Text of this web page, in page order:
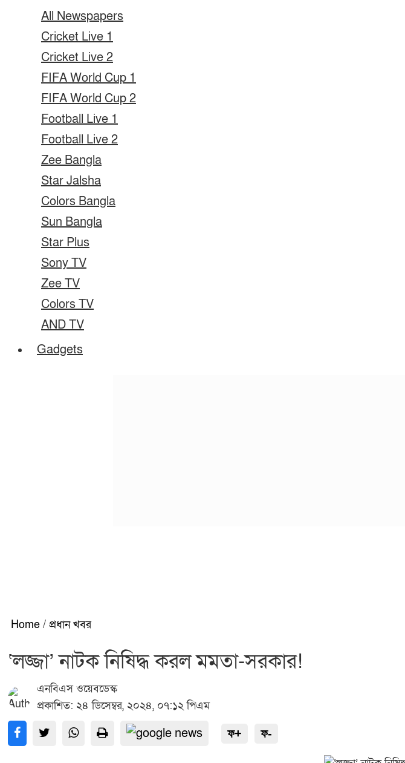
All Newspapers
Cricket Live 1
Cricket Live 2
FIFA World Cup 1
FIFA World Cup 2
Football Live 1
Football Live 2
Zee Bangla
Star Jalsha
Colors Bangla
Sun Bangla
Star Plus
Sony TV
Zee TV
Colors TV
AND TV
Gadgets
Home / প্রধান খবর
‘লজ্জা’ নাটক নিষিদ্ধ করল মমতা-সরকার!
এনবিএস ওয়েবডেস্ক
প্রকাশিত: ২৪ ডিসেম্বর, ২০২৪, ০৭:১২ পিএম
ফ+ ফ-